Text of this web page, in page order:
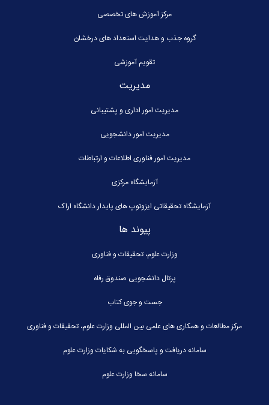
مرکز آموزش های تخصصی
گروه جذب و هدایت استعداد های درخشان
تقویم آموزشی
مدیریت
مدیریت امور اداری و پشتیبانی
مدیریت امور دانشجویی
مدیریت امور فناوری اطلاعات و ارتباطات
آزمایشگاه مرکزی
آزمایشگاه تحقیقاتی ایزوتوپ های پایدار دانشگاه اراک
پیوند ها
وزارت علوم، تحقیقات و فناوری
پرتال دانشجویی صندوق رفاه
جست و جوی کتاب
مرکز مطالعات و همکاری های علمی بین المللی وزارت علوم، تحقیقات و فناوری
سامانه دریافت و پاسخگویی به شکایات وزارت علوم
سامانه سخا وزارت علوم